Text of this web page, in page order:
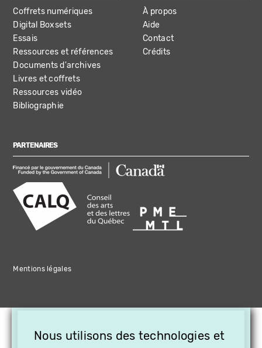
Coffrets numériques
Digital Boxsets
Essais
Ressources et références
Documents d'archives
Livres et coffrets
Ressources vidéo
Bibliographie
À propos
Aide
Contact
Crédits
PARTENAIRES
Mentions légales
Nous utilisons des technologies et
OFFREZ LA VIDÉO EN